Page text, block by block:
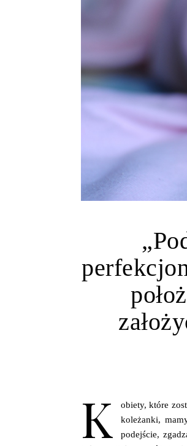
K
obiety, które
koleżanki,
podejście,